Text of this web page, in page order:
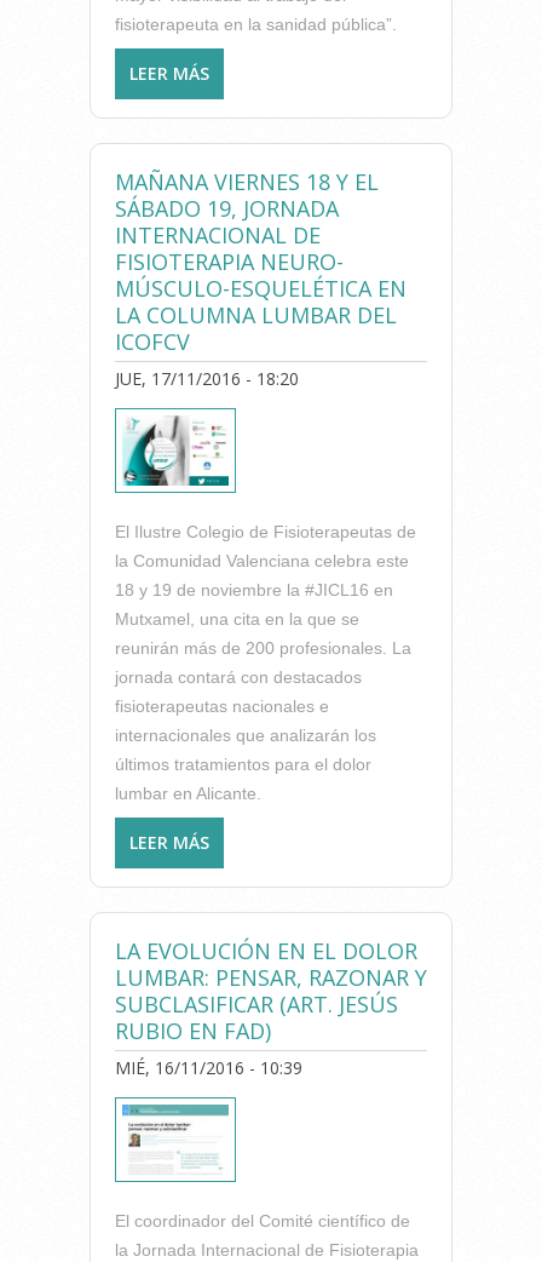
fisioterapeuta en la sanidad pública”.
LEER MÁS
VALORACIÓN FUNCIONAL Y
TRATAR EL DOLOR LUMBAR
SEGÚN LOS
FISIOTERAPEUTAS REUNIDOS
EN LA #JICL16
MAÑANA VIERNES 18 Y EL
SÁBADO 19, JORNADA
INTERNACIONAL DE
FISIOTERAPIA NEURO-
MÚSCULO-ESQUELÉTICA EN
LA COLUMNA LUMBAR DEL
ICOFCV
JUE, 17/11/2016 - 18:20
El Ilustre Colegio de Fisioterapeutas de
la Comunidad Valenciana celebra este
18 y 19 de noviembre la #JICL16 en
Mutxamel, una cita en la que se
reunirán más de 200 profesionales. La
jornada contará con destacados
fisioterapeutas nacionales e
internacionales que analizarán los
últimos tratamientos para el dolor
lumbar en Alicante.
LEER MÁS
Y EL SÁBADO 19, JORNADA
MÚSCULO-ESQUELÉTICA EN
LA COLUMNA LUMBAR DEL
ICOFCV
LA EVOLUCIÓN EN EL DOLOR
LUMBAR: PENSAR, RAZONAR Y
SUBCLASIFICAR (ART. JESÚS
RUBIO EN FAD)
MIÉ, 16/11/2016 - 10:39
El coordinador del Comité científico de
la Jornada Internacional de Fisioterapia